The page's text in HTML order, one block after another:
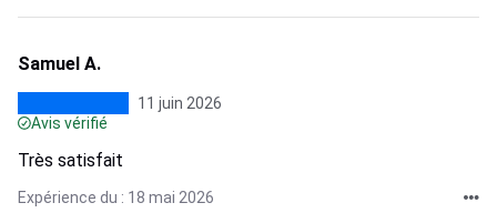
Samuel A.
11 juin 2026
Avis vérifié
Très satisfait
Expérience du : 18 mai 2026